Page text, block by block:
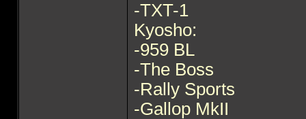
-TXT-1
Kyosho:
-959 BL
-The Boss
-Rally Sports
-Gallop MkII